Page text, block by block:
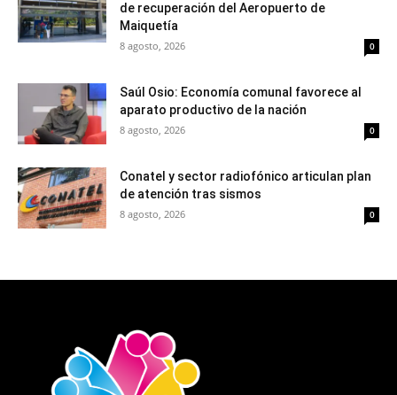
de recuperación del Aeropuerto de
Maiquetía
8 agosto, 2026 0
Saúl Osio: Economía comunal favorece al
aparato productivo de la nación
8 agosto, 2026 0
Conatel y sector radiofónico articulan plan
de atención tras sismos
8 agosto, 2026 0